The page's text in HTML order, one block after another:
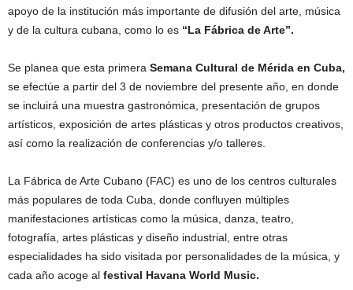
apoyo de la institución más importante de difusión del arte, música
y de la cultura cubana, como lo es “La Fábrica de Arte”.
Se planea que esta primera Semana Cultural de Mérida en Cuba,
se efectúe a partir del 3 de noviembre del presente año, en donde
se incluirá una muestra gastronómica, presentación de grupos
artísticos, exposición de artes plásticas y otros productos creativos,
así como la realización de conferencias y/o talleres.
La Fábrica de Arte Cubano (FAC) es uno de los centros culturales
más populares de toda Cuba, donde confluyen múltiples
manifestaciones artísticas como la música, danza, teatro,
fotografía, artes plásticas y diseño industrial, entre otras
especialidades ha sido visitada por personalidades de la música, y
cada año acoge al festival Havana World Music.